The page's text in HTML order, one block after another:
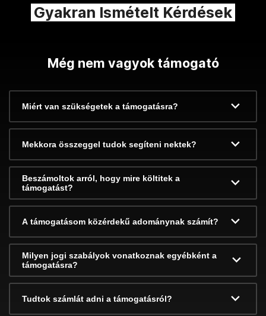
Gyakran Ismételt Kérdések
Még nem vagyok támogató
Miért van szükségetek a támogatásra?
Mekkora összeggel tudok segíteni nektek?
Beszámoltok arról, hogy mire költitek a
támogatást?
A támogatásom közérdekű adománynak számít?
Milyen jogi szabályok vonatkoznak egyébként a
támogatásra?
Tudtok számlát adni a támogatásról?